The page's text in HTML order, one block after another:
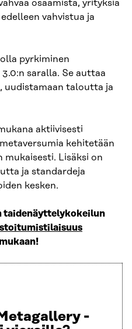
osaamista, yrityksiä
vahvistua ja
pyrkiminen
saralla. Se auttaa
uudistamaan taloutta ja
aktiivisesti
kehitetään
mukaisesti. Lisäksi on
ja standardeja
kesken.
taidenäyttelykokeilun
-